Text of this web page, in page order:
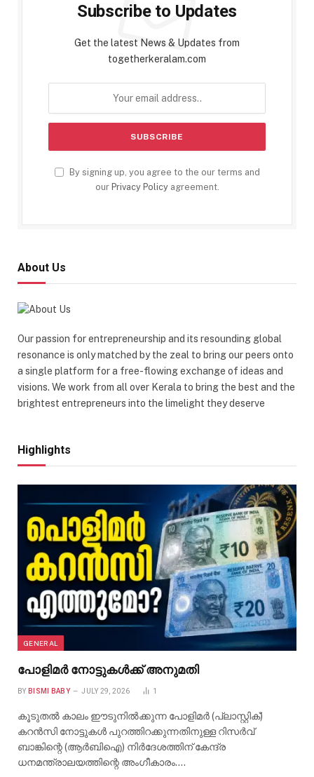
Subscribe to Updates
Get the latest News & Updates from
togetherkeralam.com
By signing up, you agree to the our terms and
our Privacy Policyagreement.
About Us
Our passion for entrepreneurship and its resounding global
resonance is only matched by the zeal to bring our peers onto
a single platform for a free-flowing exchange of ideas and
visions. We work from all over Kerala to bring the best and the
brightest entrepreneurs into the limelight they deserve
Highlights
GENERAL
പോളിമർ നോട്ടുകൾക്ക് അനുമതി
BY BISMI BABY JULY 29, 2026 1
കൂടുതൽ കാലം ഈടുനിൽക്കുന്ന പോളിമർ (പ്ലാസ്റ്റിക്)
കറൻസി നോട്ടുകൾ പുറത്തിറക്കുന്നതിനുള്ള റിസർവ്
ബാങ്കിന്റെ (ആർബിഐ) നിർദേശത്തിന് കേന്ദ്ര
ധനമന്ത്രാലയത്തിന്റെ അംഗീകാരം.…